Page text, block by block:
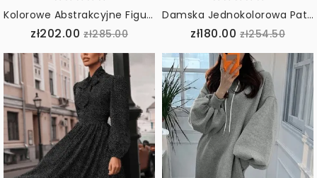
Kolorowe Abstrakcyjne Figury Z Dekoltem W Szpic Casualowe Sukienki Midi Z Krótkim Rękawem Dla Kobiet
zł202.00 zł285.00
Damska Jednokolorowa Patchworkowa Bawełniana Sukienka Midi Z Okrągłym Dekoltem I Kieszenią
zł180.00 zł254.50